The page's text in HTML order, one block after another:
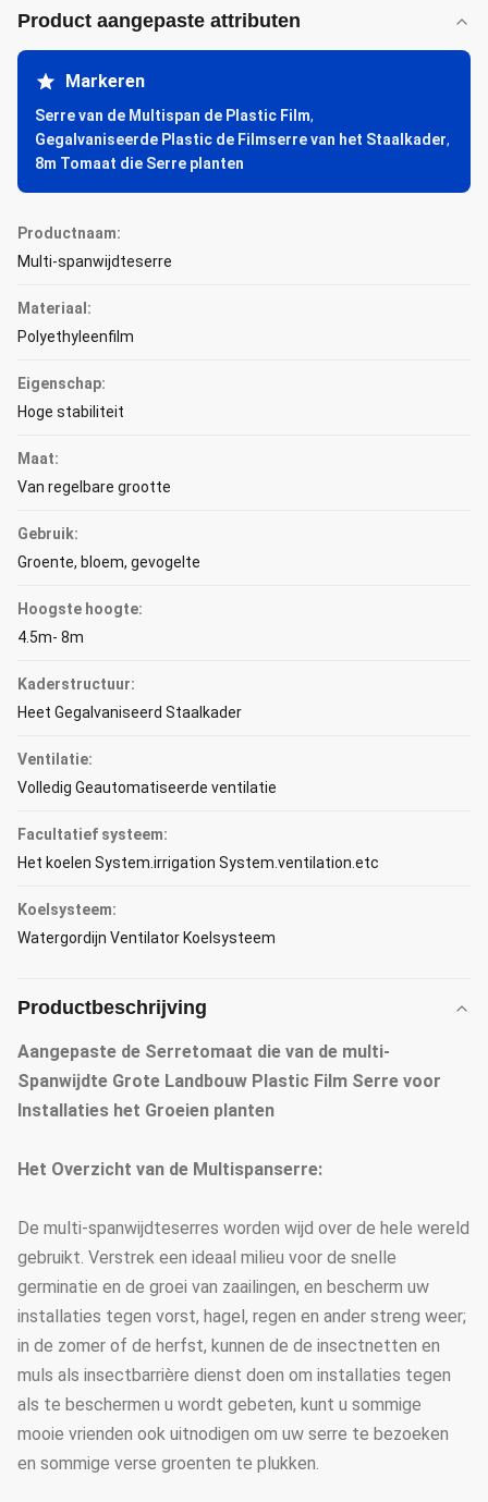
Product aangepaste attributen
Markeren
Serre van de Multispan de Plastic Film,
Gegalvaniseerde Plastic de Filmserre van het Staalkader,
8m Tomaat die Serre planten
Productnaam:
Multi-spanwijdteserre
Materiaal:
Polyethyleenfilm
Eigenschap:
Hoge stabiliteit
Maat:
Van regelbare grootte
Gebruik:
Groente, bloem, gevogelte
Hoogste hoogte:
4.5m- 8m
Kaderstructuur:
Heet Gegalvaniseerd Staalkader
Ventilatie:
Volledig Geautomatiseerde ventilatie
Facultatief systeem:
Het koelen System.irrigation System.ventilation.etc
Koelsysteem:
Watergordijn Ventilator Koelsysteem
Productbeschrijving
Aangepaste de Serretomaat die van de multi-
Spanwijdte Grote Landbouw Plastic Film Serre voor
Installaties het Groeien planten
Het Overzicht van de Multispanserre:
De multi-spanwijdteserres worden wijd over de hele wereld
gebruikt. Verstrek een ideaal milieu voor de snelle
germinatie en de groei van zaailingen, en bescherm uw
installaties tegen vorst, hagel, regen en ander streng weer;
in de zomer of de herfst, kunnen de de insectnetten en
muls als insectbarrière dienst doen om installaties tegen
als te beschermen u wordt gebeten, kunt u sommige
mooie vrienden ook uitnodigen om uw serre te bezoeken
en sommige verse groenten te plukken.